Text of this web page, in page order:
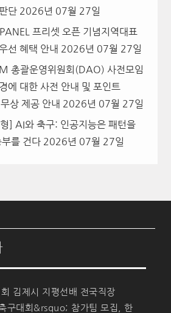
단 2026년 07월 27일
프리셋 오픈 기념지역대표
선 혜택 안내 2026년 07월 27일
총괄운영위원회(DAO) 사전모임
에 대한 사전 안내 및 포인트
상 제공 안내 2026년 07월 27일
] AI와 축구: 인공지능은 패턴을
를 건다 2026년 07월 27일
김제시 지평선배 전국직장
구대회&rsquo; 참가팀 모집, 한